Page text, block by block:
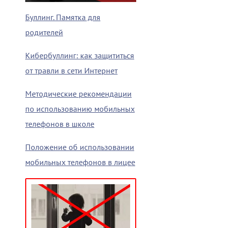
Буллинг. Памятка для
родителей
Кибербуллинг: как защититься
от травли в сети Интернет
Методические рекомендации
по использованию мобильных
телефонов в школе
Положение об использовании
мобильных телефонов в лицее